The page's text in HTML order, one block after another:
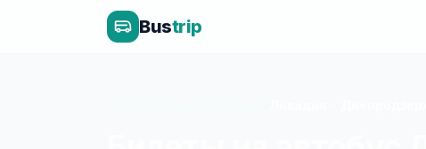
Bustrip